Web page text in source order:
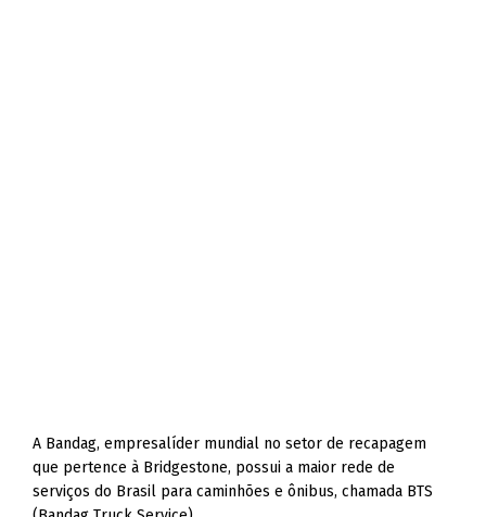
A Bandag, empresalíder mundial no setor de recapagem
que pertence à Bridgestone, possui a maior rede de
serviços do Brasil para caminhões e ônibus, chamada BTS